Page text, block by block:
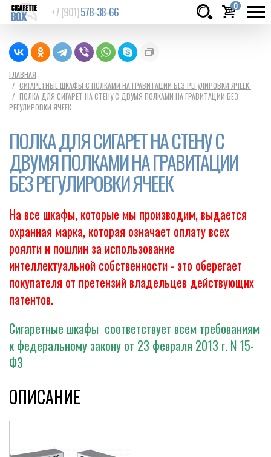
+7 (901)578-38-66 0
руб.
ГЛАВНАЯ
СИГАРЕТНЫЕ ШКАФЫ С ПОЛКАМИ НА ГРАВИТАЦИИ БЕЗ РЕГУЛИРОВКИ ЯЧЕЕК.
ПОЛКА ДЛЯ СИГАРЕТ НА СТЕНУ С ДВУМЯ ПОЛКАМИ НА ГРАВИТАЦИИ БЕЗ
РЕГУЛИРОВКИ ЯЧЕЕК
ПОЛКА ДЛЯ СИГАРЕТ НА СТЕНУ С
ДВУМЯ ПОЛКАМИ НА ГРАВИТАЦИИ
БЕЗ РЕГУЛИРОВКИ ЯЧЕЕК
На все шкафы, которые мы производим, выдается
охранная марка, которая означает оплату всех
роялти и пошлин за использование
интеллектуальной собственности - это оберегает
покупателя от претензий владельцев действующих
патентов.
Сигаретные шкафы соответствует всем требованиям
к федеральному закону от 23 февраля 2013 г. N 15-
ФЗ
ОПИСАНИЕ